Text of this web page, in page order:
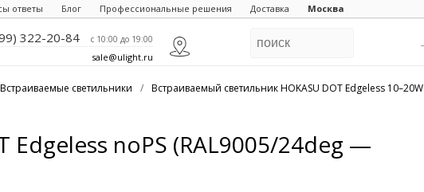
ответы Блог Профессиональные решения Доставка Москва
322-20-84 c 10:00 до 19:00
sale@ulight.ru
Встраиваемые светильники / Встраиваемый светильник HOKASU DOT Edgeless 10–20W
Edgeless noPS (RAL9005/24deg —